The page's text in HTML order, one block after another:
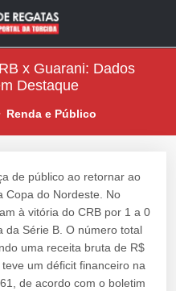
x Guarani: Dados
Destaque
Renda e Público
de público ao retornar ao
Copa do Nordeste. No
à vitória do CRB por 1 a 0
da Série B. O número total
uma receita bruta de R$
um déficit financeiro na
de acordo com o boletim